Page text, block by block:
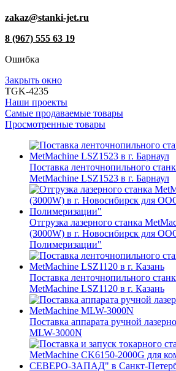
zakaz@stanki-jet.ru
8 (967) 555 63 19
Ошибка
Закрыть окно
TGK-4235
Наши проекты
Самые продаваемые товары
Просмотренные товары
Поставка ленточнопильного
MetMachine LSZ1523 в г. Барнаул
Отгрузка лазерного станка
(3000W) в г. Новосибирск для
Полимеризации"
Поставка ленточнопильного
MetMachine LSZ1120 в г. Казань
Поставка аппарата ручной
MLW-3000N